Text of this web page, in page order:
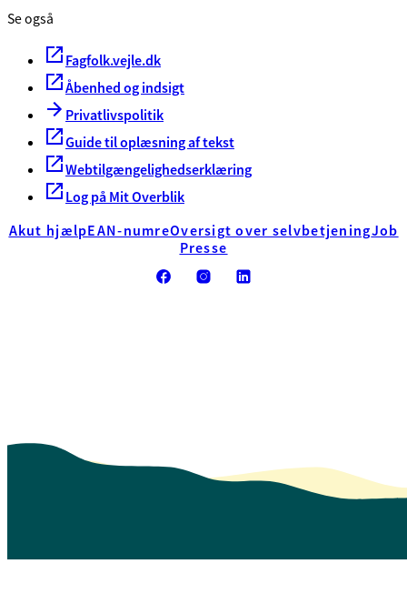
Se også
Fagfolk.vejle.dk
Åbenhed og indsigt
Privatlivspolitik
Guide til oplæsning af tekst
Webtilgængelighedserklæring
Log på Mit Overblik
Akut hjælpEAN-numreOversigt over selvbetjeningJob
Presse